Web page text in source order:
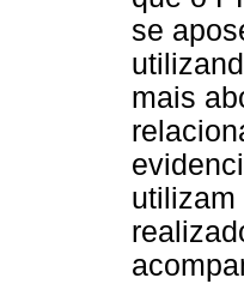
se
mais
utilizam